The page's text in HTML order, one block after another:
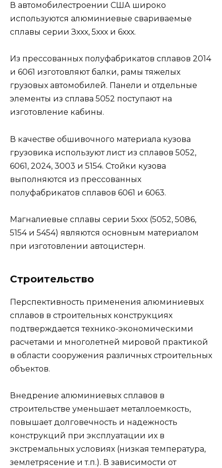
В автомобилестроении США широко
используются алюминиевые свариваемые
сплавы серии Зххх, 5ххх и 6ххх.
Из прессованных полуфабрикатов сплавов 2014
и 6061 изготовляют балки, рамы тяжелых
грузовых автомобилей. Панели и отдельные
элементы из сплава 5052 поступают на
изготовление кабины.
В качестве обшивочного материала кузова
грузовика используют лист из сплавов 5052,
6061, 2024, 3003 и 5154. Стойки кузова
выполняются из прессованных
полуфабрикатов сплавов 6061 и 6063.
Магналиевые сплавы серии 5ххх (5052, 5086,
5154 и 5454) являются основным материалом
при изготовлении автоцистерн.
Строительство
Перспективность применения алюминиевых
сплавов в строительных конструкциях
подтверждается технико-экономическими
расчетами и многолетней мировой практикой
в области сооружения различных строительных
объектов.
Внедрение алюминиевых сплавов в
строительстве уменьшает металлоемкость,
повышает долговечность и надежность
конструкций при эксплуатации их в
экстремальных условиях (низкая температура,
землетрясение и т.п.). В зависимости от